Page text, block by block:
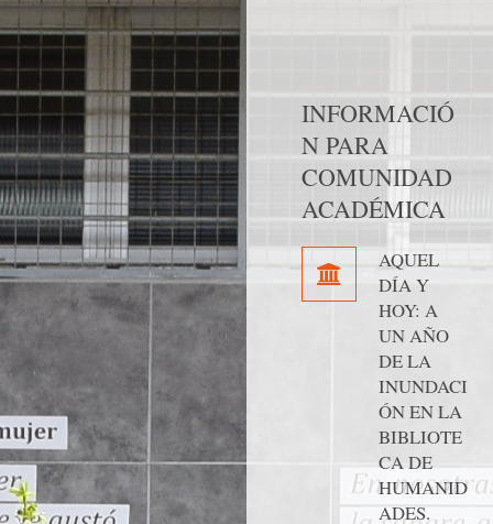
INFORMACIÓ
N PARA
COMUNIDAD
ACADÉMICA
AQUEL
DÍA Y
HOY: A
UN AÑO
DE LA
INUNDACI
ÓN EN LA
BIBLIOTE
CA DE
HUMANID
ADES.